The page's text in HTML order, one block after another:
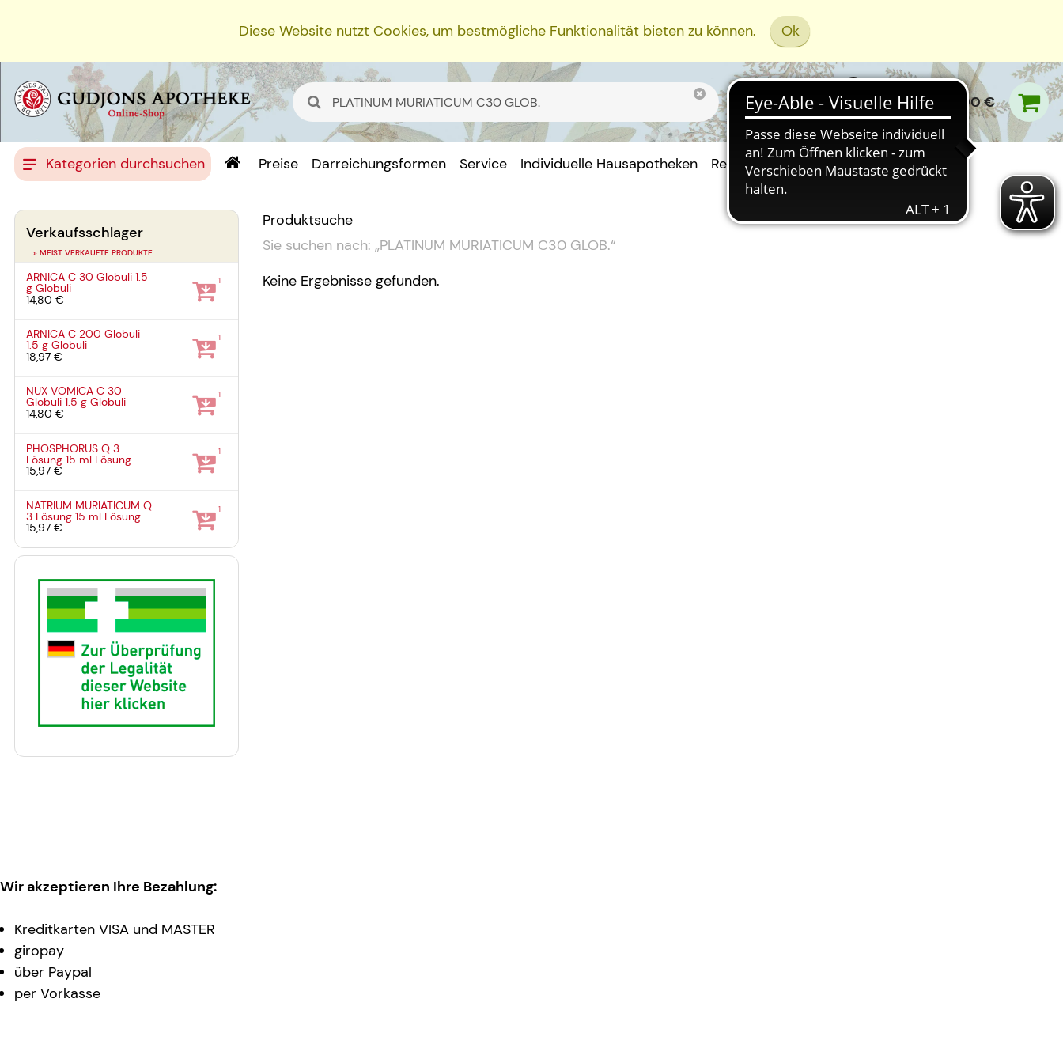
Diese Website nutzt Cookies, um bestmögliche Funktionalität bieten zu können. Ok
0,00 €
Kategorien durchsuchen Preise Darreichungsformen Service Individuelle Hausapotheken Rezept Einreichen
Produktsuche
Sie suchen nach: „PLATINUM MURIATICUM C30 GLOB.“
Keine Ergebnisse gefunden.
Verkaufsschlager
» MEIST VERKAUFTE PRODUKTE
ARNICA C 30 Globuli1.5
gGlobuli
14,80 €
1
ARNICA C 200 Globuli
1.5 gGlobuli
18,97 €
1
NUX VOMICA C 30
Globuli1.5 gGlobuli
14,80 €
1
PHOSPHORUS Q 3
Lösung15 ml Lösung
15,97 €
1
NATRIUM MURIATICUM Q
3 Lösung15 ml Lösung
15,97 €
1
Wir akzeptieren Ihre Bezahlung:
Kreditkarten VISA und MASTER
giropay
über Paypal
per Vorkasse